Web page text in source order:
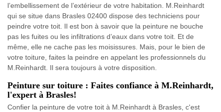
l’embellissement de l’extérieur de votre habitation. M.Reinhardt
qui se situe dans Brasles 02400 dispose des techniciens pour
peindre votre toit. Il est bon à savoir que la peinture ne bouche
pas les fuites ou les infiltrations d’eaux dans votre toit. Et de
même, elle ne cache pas les moisissures. Mais, pour le bien de
votre toiture, faites la peindre en appelant les professionnels du
M.Reinhardt. Il sera toujours à votre disposition.
Peinture sur toiture : Faites confiance à M.Reinhardt,
l'expert à Brasles!
Confier la peinture de votre toit à M.Reinhardt à Brasles, c'est